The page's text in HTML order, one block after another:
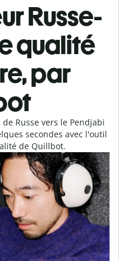
Russe-
qualité
par
Russe vers le Pendjabi
secondes avec l'outil
de Quillbot.